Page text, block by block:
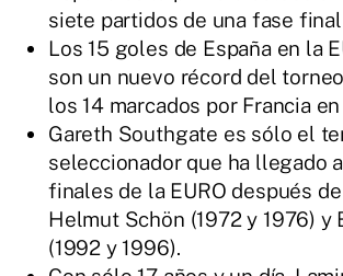
siete partidos de una fase final
Los 15 goles de España en la
son un nuevo récord del
los 14 marcados por Francia
Gareth Southgate es sólo el
seleccionador que ha llegado
finales de la EURO después
Helmut Schön (1972 y 1976) y
(1992 y 1996).